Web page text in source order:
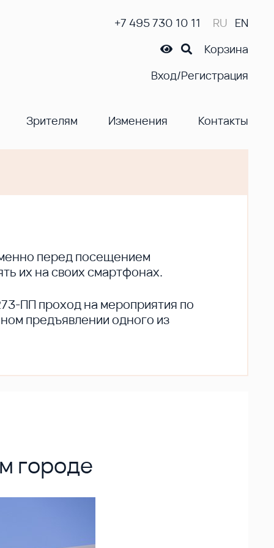
+7 495 730 10 11 RU EN
Корзина
Вход/Регистрация
Зрителям Изменения Контакты
перед посещением
их на своих смартфонах.
ПП проход на мероприятия по
предъявлении одного из
городе